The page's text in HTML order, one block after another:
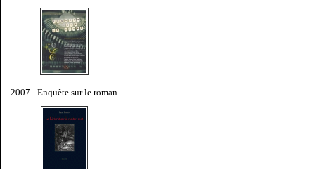
2007 - Enquête sur le roman